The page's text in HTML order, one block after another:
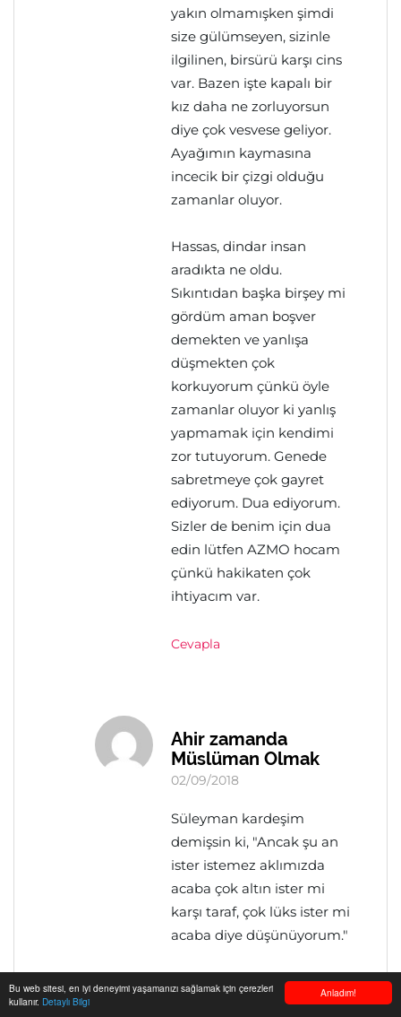
Anladım!
Bu web sitesi, en iyi deneyimi yaşamanızı sağlamak için çerezleri
kullanır. Detaylı Bilgi
yakın olmamışken şimdi
size gülümseyen, sizinle
ilgilinen, birsürü karşı cins
var. Bazen işte kapalı bir
kız daha ne zorluyorsun
diye çok vesvese geliyor.
Ayağımın kaymasına
incecik bir çizgi olduğu
zamanlar oluyor.
Hassas, dindar insan
aradıkta ne oldu.
Sıkıntıdan başka birşey mi
gördüm aman boşver
demekten ve yanlışa
düşmekten çok
korkuyorum çünkü öyle
zamanlar oluyor ki yanlış
yapmamak için kendimi
zor tutuyorum. Genede
sabretmeye çok gayret
ediyorum. Dua ediyorum.
Sizler de benim için dua
edin lütfen AZMO hocam
çünkü hakikaten çok
ihtiyacım var.
Cevapla
Ahir zamanda
Müslüman Olmak
02/09/2018
Süleyman kardeşim
demişsin ki, "Ancak şu an
ister istemez aklımızda
acaba çok altın ister mi
karşı taraf, çok lüks ister mi
acaba diye düşünüyorum."
Süleyman kardeşim
yanılmıyorsam köken